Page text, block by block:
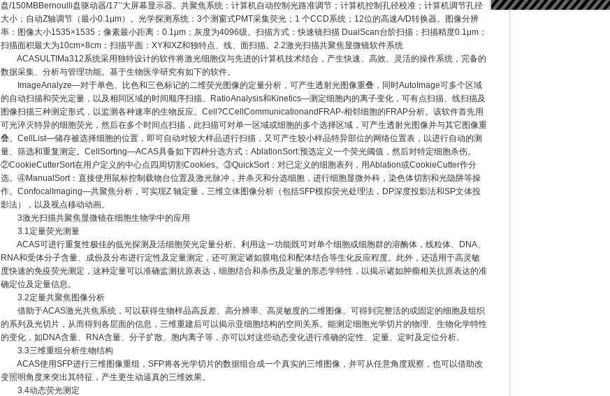
盘/150MBBernoulli盘驱动器/17’’大屏幕显示器。共聚焦系统：计算机自动控制光路准调节；计算机控制孔径校准；计算机调节孔径
大小；自动Z轴调节（最小0.1μm）。光学探测系统：3个测窗式PMT采集荧光；1 个CCD系统；12位的高速A/D转换器。图像分辨
率：图像大小1535×1535；像素最小距离：0.1μm；灰度为4096级。扫描方式：快速镜扫描 DualScan台阶扫描；扫描精度0.1μm；
扫描面积最大为10cm×8cm；扫描平面：XY和XZ和独特点、线、面扫描。2.2激光扫描共聚焦显微镜软件系统
ACASULTIMa312系统采用独特设计的软件将激光细胞仪与先进的计算机技术结合，产生快速、高效、灵活的操作系统，完备的
数据采集、分析与管理功能。基于生物医学研究有如下的软件。
ImageAnalyze―对于单色、比色和三色标记的二维荧光图像的定量分析，可产生透射光图像重叠，同时AutoImage可多个区域
的自动扫描和荧光定量，以及相同区域的时间顺序扫描。RatioAnalysis和Kinetics―测定细胞内的离子变化，可有点扫描、线扫描及
图像扫描三种测定形式，以监测各种速率的生物反应。Cell?CCellCommunicationandFRAP-相邻细胞的FRAP分析。该软件首先用
可光淬灭特异的细胞荧光，然后在多个时间点扫描，此扫描可对单一区域或细胞的多个选择区域，可产生透射光图像并与其它图像重
叠。CellList―储存被选择细胞的位置，即可自动对较大样品进行扫描，又可产生较小样品特异部位的网络位置表，以进行自动的测
量、筛选和重复测定。CellSorting―ACAS具备如下四种分选方式：AblationSort:预选定义一个荧光阈值，然后对特定细胞杀伤。
②CookieCutterSort在用户定义的中心点四周切割Cookies。③QuickSort：对已定义的细胞表列，用Ablation或CookieCutter作分
选。④ManualSort：直接使用鼠标控制载物台位置及激光脉冲，并杀灭和分选细胞，进行细胞显微外科，染色体切割和光隐阱等操
作。ConfocalImaging―共聚焦分析，可实现Z 轴定量，三维立体图像分析（包括SFP模拟荧光处理法，DP深度投影法和SP文体投
影法），以及视点移动动画。
3激光扫描共聚焦显微镜在细胞生物学中的应用
3.1定量荧光测量
ACAS可进行重复性极佳的低光探测及活细胞荧光定量分析。利用这一功能既可对单个细胞或细胞群的溶酶体，线粒体、DNA、
RNA和受体分子含量、成份及分布进行定性及定量测定，还可测定诸如膜电位和配体结合等生化反应程度。此外，还适用于高灵敏
度快速的免疫荧光测定，这种定量可以准确监测抗原表达，细胞结合和杀伤及定量的形态学特性，以揭示诸如肿瘤相关抗原表达的准
确定位及定量信息。
3.2定量共聚焦图像分析
借助于ACAS激光共焦系统，可以获得生物样品高反差、高分辨率、高灵敏度的二维图像。可得到完整活的或固定的细胞及组织
的系列及光切片，从而得到各层面的信息，三维重建后可以揭示亚细胞结构的空间关系。能测定细胞光学切片的物理、生物化学特性
的变化，如DNA含量、RNA含量、分子扩散、胞内离子等，亦可以对这些动态变化进行准确的定性、定量、定时及定位分析。
3.3三维重组分析生物结构
ACAS使用SFP进行三维图像重组，SFP将各光学切片的数据组合成一个真实的三维图像，并可从任意角度观察，也可以借助改
变照明角度来突出其特征，产生更生动逼真的三维效果。
3.4动态荧光测定